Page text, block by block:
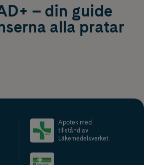
– din guide
alla pratar
Apotek med
tillstånd av
Läkemedelsverket